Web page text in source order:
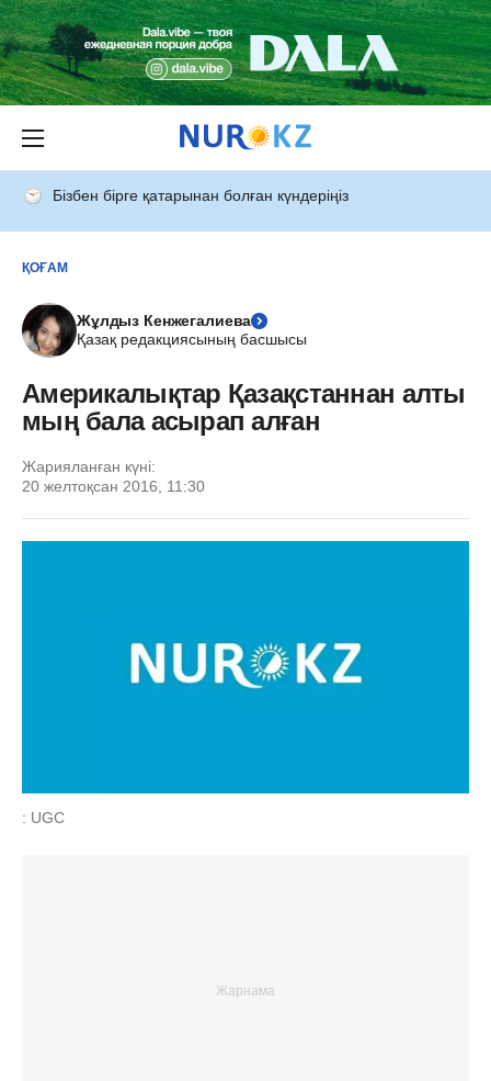
Бізбен бірге қатарынан болған күндеріңіз
ҚОҒАМ
Жұлдыз Кенжегалиева
Қазақ редакциясының басшысы
Америкалықтар Қазақстаннан алты
мың бала асырап алған
Жарияланған күні:
20 желтоқсан 2016, 11:30
: UGC